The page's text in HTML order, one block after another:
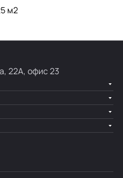
м2
22А, офис 23